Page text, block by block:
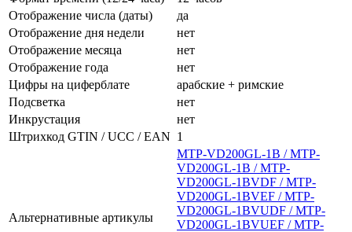
Отображение числа (даты)
да
Отображение дня недели
нет
Отображение месяца
нет
Отображение года
нет
Цифры на циферблате
арабские + римские
Подсветка
нет
Инкрустация
нет
Штрихкод GTIN / UCC / EAN 1
Альтернативные артикулы
MTP-VD200GL-1B / MTP-
VD200GL-1B / MTP-
VD200GL-1BVDF / MTP-
VD200GL-1BVEF / MTP-
VD200GL-1BVUDF / MTP-
VD200GL-1BVUEF / MTP-